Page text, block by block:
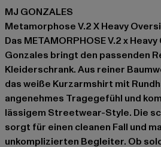
MJ GONZALES
Metamorphose V.2 X Heavy
Das METAMORPHOSE V.2 x
Gonzales bringt den passenden
Kleiderschrank. Aus reiner
das weiße Kurzarmshirt mit
angenehmes Tragegefühl und
lässigem Streetwear-Style. Die
sorgt für einen cleanen Fall und
unkomplizierten Begleiter. Ob